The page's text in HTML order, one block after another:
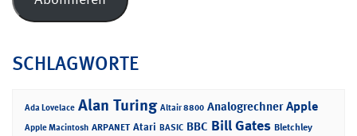
SCHLAGWORTE
Ada Lovelace Alan Turing Altair 8800 Analogrechner Apple
Apple Macintosh ARPANET Atari BASIC BBC Bill Gates Bletchley